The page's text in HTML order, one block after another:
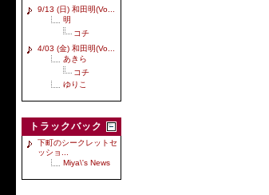
9/13 (日) 和田明(Vo...
明
コチ
4/03 (金) 和田明(Vo...
あきら
コチ
ゆりこ
トラックバック
下町のシークレットセ
ッショ...
Miya\'s News